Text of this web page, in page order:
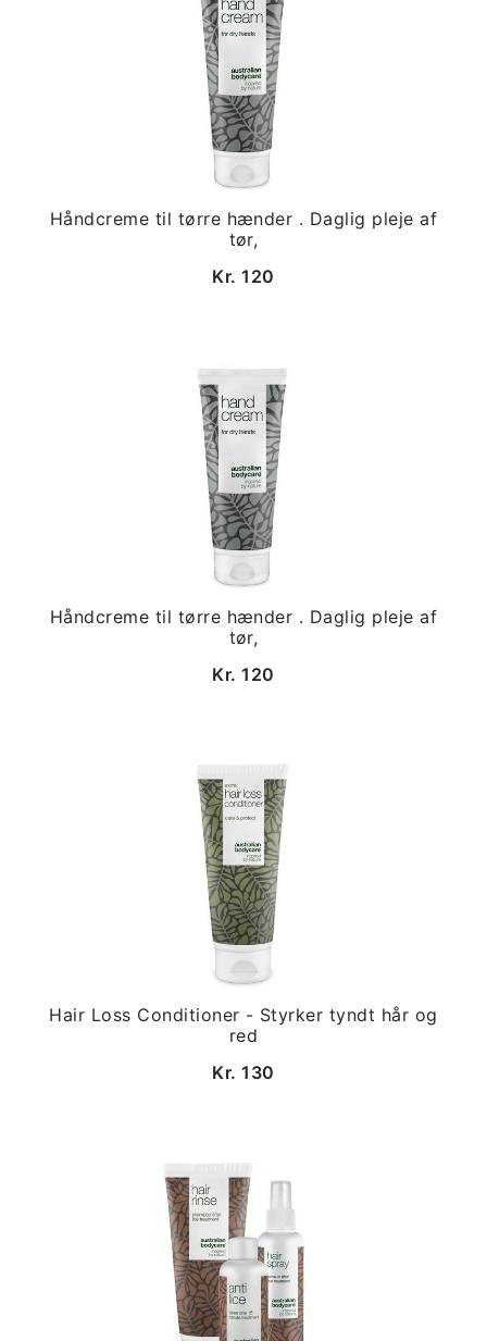
Håndcreme til tørre hænder . Daglig pleje af
tør,
Kr. 120
Håndcreme til tørre hænder . Daglig pleje af
tør,
Kr. 120
Hair Loss Conditioner - Styrker tyndt hår og
red
Kr. 130